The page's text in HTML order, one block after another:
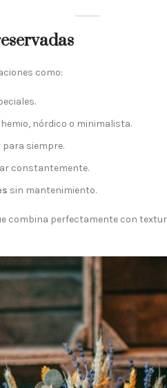
como:
nórdico o minimalista.
para siempre.
constantemente.
sin mantenimiento.
combina perfectamente con